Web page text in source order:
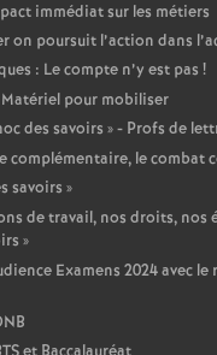
immédiat sur les métiers
on poursuit l’action dans
: Le compte n’y est pas !
pour mobiliser
des savoirs » - Profs de
complémentaire, le combat
savoirs »
de travail, nos droits, nos
»
Examens 2024 avec le